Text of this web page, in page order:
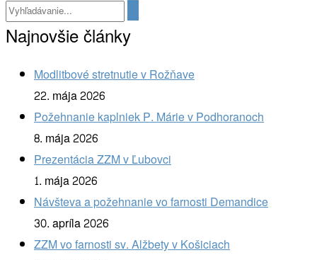
článkoch
Najnovšie články
Modlitbové stretnutie v Rožňave
22. mája 2026
Požehnanie kaplniek P. Márie v Podhoranoch
8. mája 2026
Prezentácia ZZM v Ľubovci
1. mája 2026
Návšteva a požehnanie vo farnosti Demandice
30. apríla 2026
ZZM vo farnosti sv. Alžbety v Košiciach